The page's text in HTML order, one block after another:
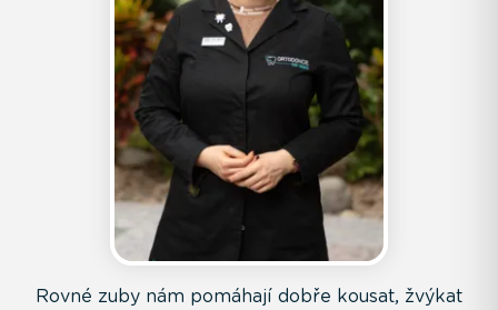
Rovné zuby nám pomáhají dobře kousat, žvýkat